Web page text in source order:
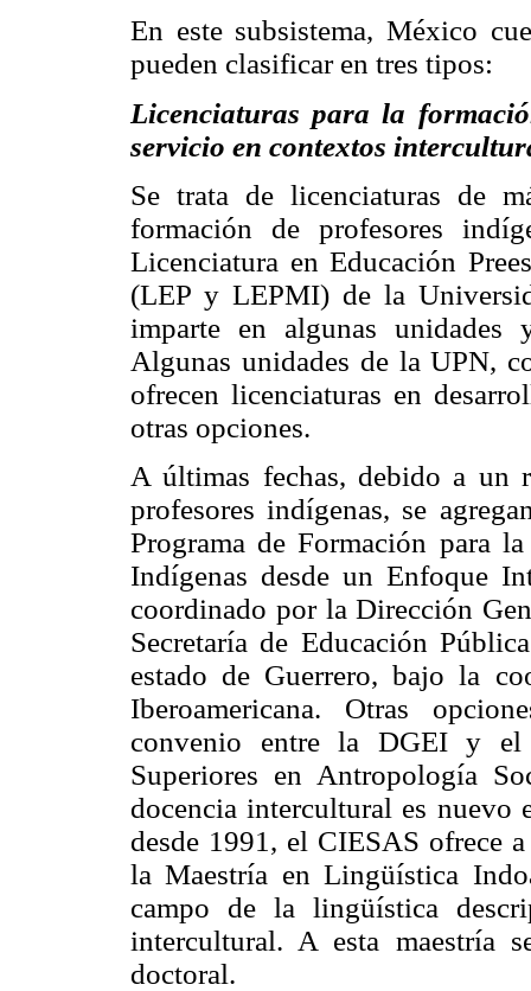
En este subsistema, México
pueden clasificar en tres tipos:
Licenciaturas para la
servicio en contextos
Se trata de licenciaturas de
formación de profesores
Licenciatura en Educación
(LEP y LEPMI) de la
imparte en algunas unidades
Algunas unidades de la UPN,
ofrecen licenciaturas en
otras opciones.
A últimas fechas, debido a un
profesores indígenas, se
Programa de Formación para
Indígenas desde un Enfoque
coordinado por la Dirección
Secretaría de Educación
estado de Guerrero, bajo la
Iberoamericana. Otras
convenio entre la DGEI y el
Superiores en Antropología
docencia intercultural es nuevo
desde 1991, el CIESAS ofrece
la Maestría en Lingüística
campo de la lingüística
intercultural. A esta maestría
doctoral.